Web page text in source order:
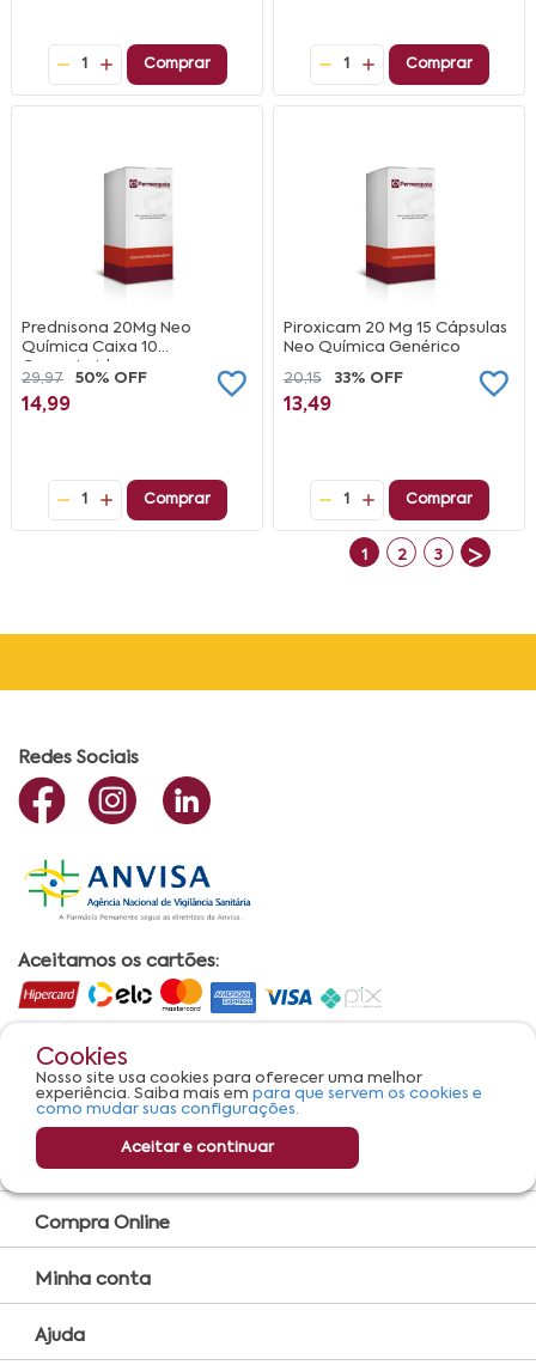
1 Comprar 1 Comprar
Prednisona 20Mg Neo
Química Caixa 10
Comprimidos
29,97 50% OFF
14,99
1 Comprar
Piroxicam 20 Mg 15 Cápsulas
Neo Química Genérico
20,15
33% OFF
13,49
1 Comprar
1 2 3 >
Cookies
Nosso site usa cookies para oferecer uma melhor
experiência. Saiba mais em para que servem os cookies e
como mudar suas configurações.
Aceitar e continuar
Redes Sociais
Aceitamos os cartões:
Serviços
Convênio Farmácia
Farmácia Popular
Encarte
Compra Online
Minha conta
Ajuda